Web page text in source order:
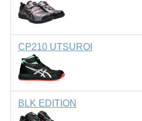
CP210 UTSUROI
BLK EDITION